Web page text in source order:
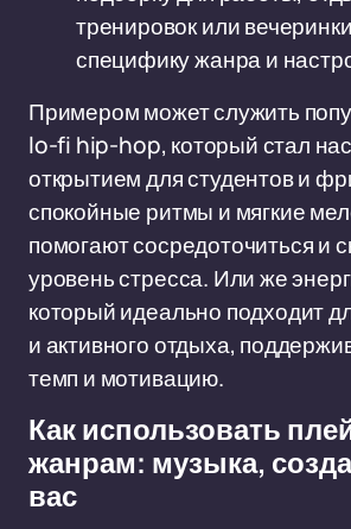
тренировок или
специфику жанра и
Примером может служить
lo-fi hip-hop, который стал
открытием для студентов и
спокойные ритмы и мягкие
помогают сосредоточиться и
уровень стресса. Или же
который идеально подходит
и активного отдыха,
темп и мотивацию.
Как использовать
жанрам: музыка,
вас